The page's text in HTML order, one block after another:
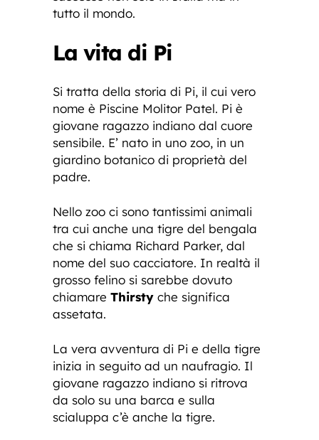
tutto il mondo.
La vita di Pi
Si tratta della storia di Pi, il cui vero
nome è Piscine Molitor Patel. Pi è
giovane ragazzo indiano dal cuore
sensibile. E’ nato in uno zoo, in un
giardino botanico di proprietà del
padre.
Nello zoo ci sono tantissimi animali
tra cui anche una tigre del bengala
che si chiama Richard Parker, dal
nome del suo cacciatore. In realtà il
grosso felino si sarebbe dovuto
chiamare Thirsty che significa
assetata.
La vera avventura di Pi e della tigre
inizia in seguito ad un naufragio. Il
giovane ragazzo indiano si ritrova
da solo su una barca e sulla
scialuppa c’è anche la tigre.